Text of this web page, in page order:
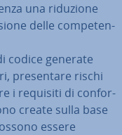
una riduzione
delle com­pe­ten­
codice generate
pre­sen­ta­re rischi
i requisiti di con­for­
create sulla base
essere